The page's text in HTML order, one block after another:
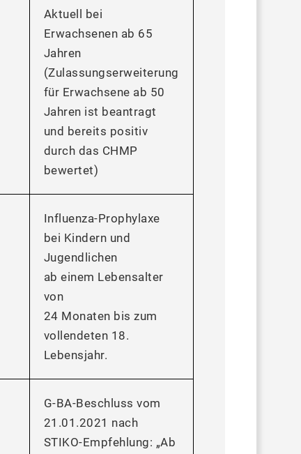
Aktuell bei
Erwachsenen ab 65
Jahren
(Zulassungserweiterung
für Erwachsene ab 50
Jahren ist beantragt
und bereits positiv
durch das CHMP
bewertet)
Influenza-Prophylaxe
bei Kindern und
Jugendlichen
ab einem Lebensalter
von
24 Monaten bis zum
vollendeten 18.
Lebensjahr.
G-BA-Beschluss vom
21.01.2021 nach
STIKO-Empfehlung: „Ab